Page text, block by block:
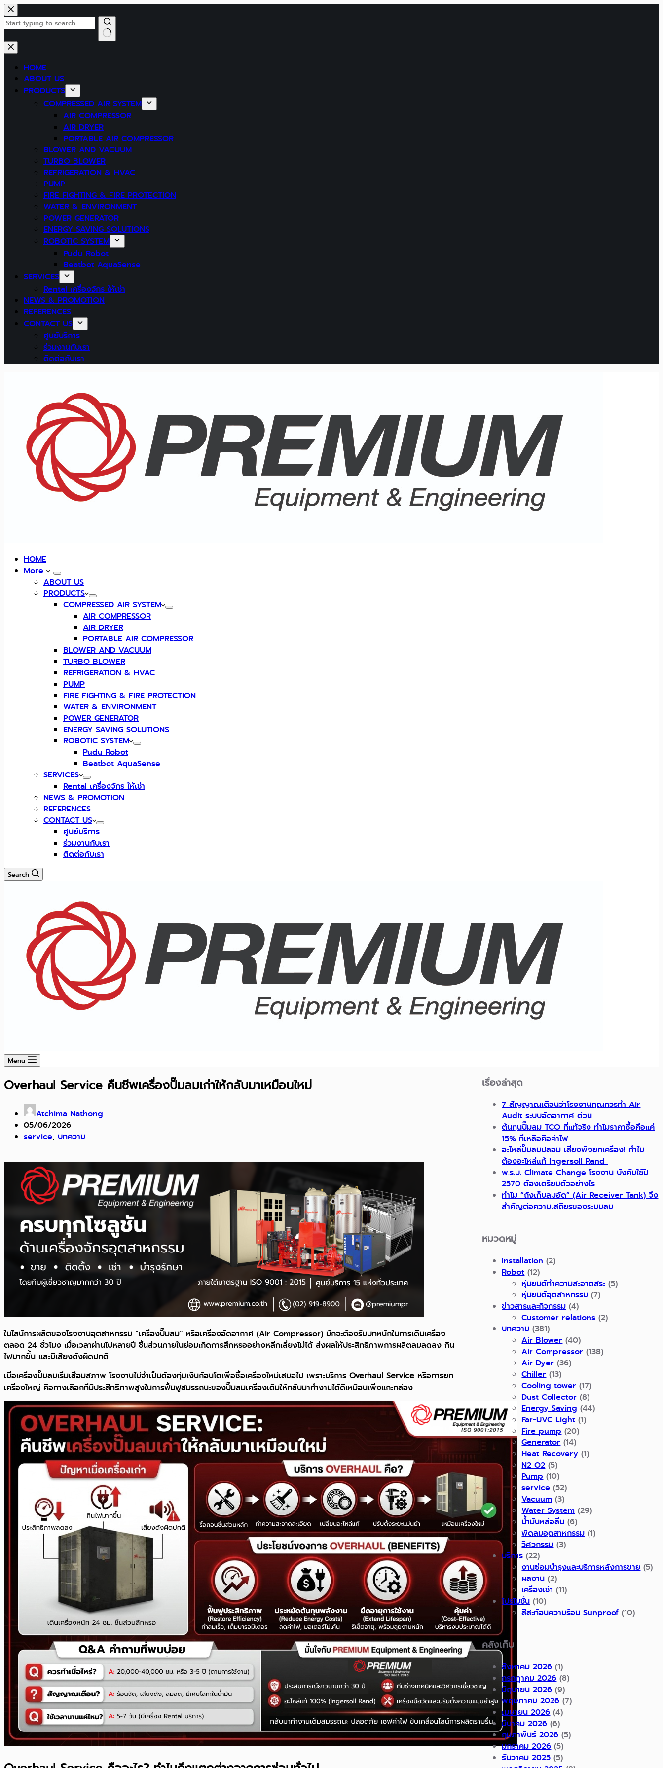
Skip
to
content
No
HOME
ABOUT US
PRODUCTS
COMPRESSED AIR SYSTEM
AIR COMPRESSOR
AIR DRYER
PORTABLE AIR COMPRESSOR
BLOWER AND VACUUM
TURBO BLOWER
REFRIGERATION & HVAC
PUMP
FIRE FIGHTING & FIRE PROTECTION
WATER & ENVIRONMENT
POWER GENERATOR
ENERGY SAVING SOLUTIONS
ROBOTIC SYSTEM
Pudu Robot
Beatbot AquaSense
SERVICES
Rental เครื่องจักร ให้เช่า
NEWS & PROMOTION
REFERENCES
CONTACT US
ศูนย์บริการ
ร่วมงานกับเรา
ติดต่อกับเรา
HOME
More
ABOUT US
PRODUCTS
COMPRESSED AIR SYSTEM
AIR COMPRESSOR
AIR DRYER
PORTABLE AIR COMPRESSOR
BLOWER AND VACUUM
TURBO BLOWER
REFRIGERATION & HVAC
PUMP
FIRE FIGHTING & FIRE PROTECTION
WATER & ENVIRONMENT
POWER GENERATOR
ENERGY SAVING SOLUTIONS
ROBOTIC SYSTEM
Pudu Robot
Beatbot AquaSense
SERVICES
Rental เครื่องจักร ให้เช่า
NEWS & PROMOTION
REFERENCES
CONTACT US
ศูนย์บริการ
ร่วมงานกับเรา
ติดต่อกับเรา
Search
Menu
Overhaul Service คืนชีพเครื่องปั๊มลมเก่าให้กลับมาเหมือนใหม่
Atchima Nathong
05/06/2026
service, บทความ
ในไลน์การผลิตของโรงงานอุตสาหกรรม “เครื่องปั๊มลม” หรือเครื่องอัดอากาศ (Air Compressor) มักจะต้องรับบทหนักในการเดินเครื่อง
ตลอด 24 ชั่วโมง เมื่อเวลาผ่านไปหลายปี ชิ้นส่วนภายในย่อมเกิดการสึกหรออย่างหลีกเลี่ยงไม่ได้ ส่งผลให้ประสิทธิภาพการผลิตลมลดลง กิน
ไฟมากขึ้น และมีเสียงดังผิดปกติ
เมื่อเครื่องปั๊มลมเริ่มเสื่อมสภาพ โรงงานไม่จำเป็นต้องทุ่มเงินก้อนโตเพื่อซื้อเครื่องใหม่เสมอไป เพราะบริการ Overhaul Service หรือการยก
เครื่องใหญ่ คือทางเลือกที่มีประสิทธิภาพสูงในการฟื้นฟูสมรรถนะของปั๊มลมเครื่องเดิมให้กลับมาทำงานได้ดีเหมือนเพิ่งแกะกล่อง
เรื่องล่าสุด
7 สัญญาณเตือนว่าโรงงานคุณควรทำ Air
Audit ระบบอัดอากาศ ด่วน
ต้นทุนปั๊มลม TCO ที่แท้จริง ทำไมราคาซื้อคือแค่
15% ที่เหลือคือค่าไฟ
อะไหล่ปั๊มลมปลอม เสี่ยงพังยกเครื่อง! ทำไม
ต้องอะไหล่แท้ Ingersoll Rand
พ.ร.บ. Climate Change โรงงาน บังคับใช้ปี
2570 ต้องเตรียมตัวอย่างไร
ทำไม “ถังเก็บลมอัด” (Air Receiver Tank) จึง
สำคัญต่อความเสถียรของระบบลม
หมวดหมู่
Installation (2)
Robot (12)
หุ่นยนต์ทำความสะอาดสระ (5)
หุ่นยนต์อุตสาหกรรม (7)
ข่าวสารและกิจกรรม (4)
Customer relations (2)
บทความ (381)
Air Blower (40)
Air Compressor (138)
Air Dyer (36)
Chiller (13)
Cooling tower (17)
Dust Collector (8)
Energy Saving (44)
Far-UVC Light (1)
Fire pump (20)
Generator (14)
Heat Recovery (1)
N2 O2 (5)
Pump (10)
service (52)
Vacuum (3)
Water System (29)
น้ำมันหล่อลื่น (6)
พัดลมอุตสาหกรรม (1)
วิศวกรรม (3)
บริการ (22)
งานซ่อมบำรุงและบริการหลังการขาย (5)
ผลงาน (2)
เครื่องเช่า (11)
โปรโมชั่น (10)
สีสะท้อนความร้อน Sunproof (10)
คลังเก็บ
สิงหาคม 2026 (1)
กรกฎาคม 2026 (8)
มิถุนายน 2026 (9)
พฤษภาคม 2026 (7)
เมษายน 2026 (4)
มีนาคม 2026 (6)
กุมภาพันธ์ 2026 (5)
มกราคม 2026 (5)
ธันวาคม 2025 (5)